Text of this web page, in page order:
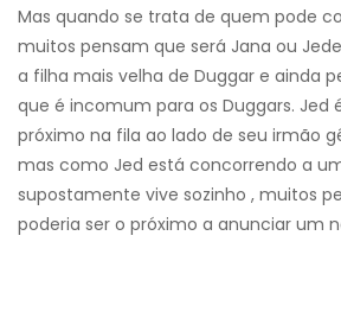
Mas quando se trata de quem pode
muitos pensam que será Jana ou
a filha mais velha de Duggar e ainda
que é incomum para os Duggars.
próximo na fila ao lado de seu irmão
mas como Jed está concorrendo a
supostamente vive sozinho , muitos
poderia ser o próximo a anunciar um